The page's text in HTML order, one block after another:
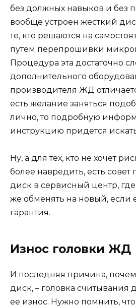
без должных навыков и без
вообще устроен жесткий
те, кто решаются на
путем перепрошивки
Процедура эта достаточно
дополнительного
производителя ЖД
есть желание заняться
лично, то подробную
инструкцию придется
Ну, а для тех, кто не хочет
более навредить, есть совет
диск в сервисный центр,
же обменять на новый, если
гарантия.
Износ головки ЖД
И последняя причина,
диск, – головка считывания
ее износ. Нужно помнить,